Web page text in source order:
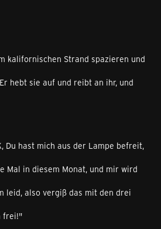
kalifornischen Strand spazieren und
hebt sie auf und reibt an ihr, und
Du hast mich aus der Lampe befreit,
Mal in diesem Monat, und mir wird
leid, also vergiß das mit den drei
frei!"